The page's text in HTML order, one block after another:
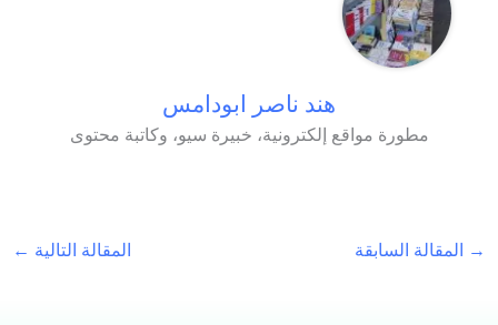
هند ناصر ابودامس
مطورة مواقع إلكترونية، خبيرة سيو، وكاتبة محتوى
→ المقالة السابقة المقالة التالية ←